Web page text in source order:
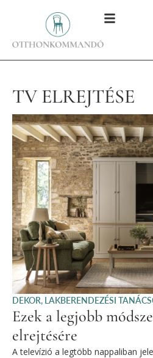
TV ELREJTÉSE
DEKOR, LAKBERENDEZÉSI
Ezek a legjobb
elrejtésére
A televízió a legtöbb nappaliban